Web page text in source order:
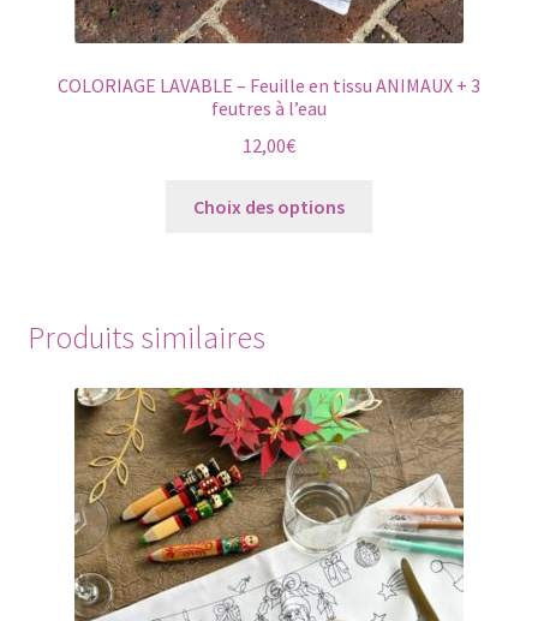
COLORIAGE LAVABLE – Feuille en tissu ANIMAUX + 3
feutres à l’eau
12,00€
Choix des options
peuvent
être
choisies
sur
la
page
du
produit
Produits similaires